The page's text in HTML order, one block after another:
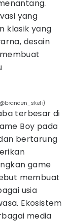
yang
klasik yang
desain
terbesar di
Boy pada
bertarung
game
membuat
usia
Ekosistem
media